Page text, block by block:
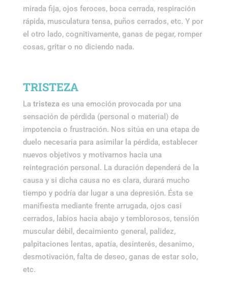
mirada fija, ojos feroces, boca cerrada, respiración
rápida, musculatura tensa, puños cerrados, etc. Y por
el otro lado, cognitivamente, ganas de pegar, romper
cosas, gritar o no diciendo nada.
TRISTEZA
La tristezaes una emoción provocada por una
sensación de pérdida (personal o material) de
impotencia o frustración. Nos sitúa en una etapa de
duelo necesaria para asimilar la pérdida, establecer
nuevos objetivos y motivarnos hacia una
reintegración personal. La duración dependerá de la
causa y si dicha causa no es clara, durará mucho
tiempo y podría dar lugar a una depresión. Ésta se
manifiesta mediante frente arrugada, ojos casi
cerrados, labios hacia abajo y temblorosos, tensión
muscular débil, decaimiento general, palidez,
palpitaciones lentas, apatía, desinterés, desanimo,
desmotivación, falta de deseo, ganas de estar solo,
etc.